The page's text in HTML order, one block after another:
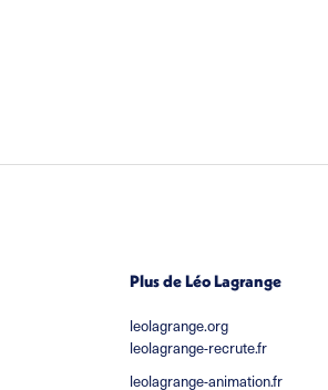
Plus de Léo Lagrange
leolagrange.org
leolagrange-recrute.fr
leolagrange-animation.fr